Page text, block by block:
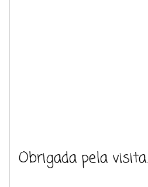
Obrigada pela visita.